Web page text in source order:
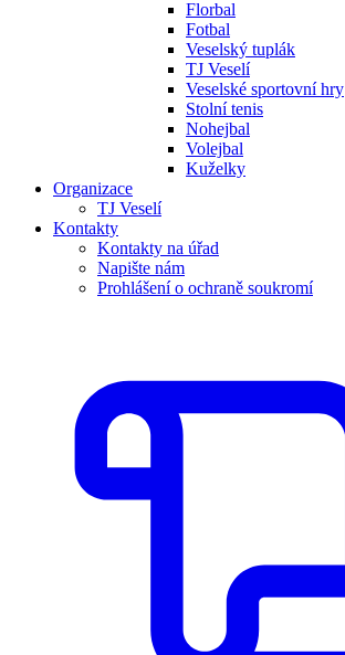
Florbal
Fotbal
Veselský tuplák
TJ Veselí
Veselské sportovní hry
Stolní tenis
Nohejbal
Volejbal
Kuželky
Organizace
TJ Veselí
Kontakty
Kontakty na úřad
Napište nám
Prohlášení o ochraně soukromí